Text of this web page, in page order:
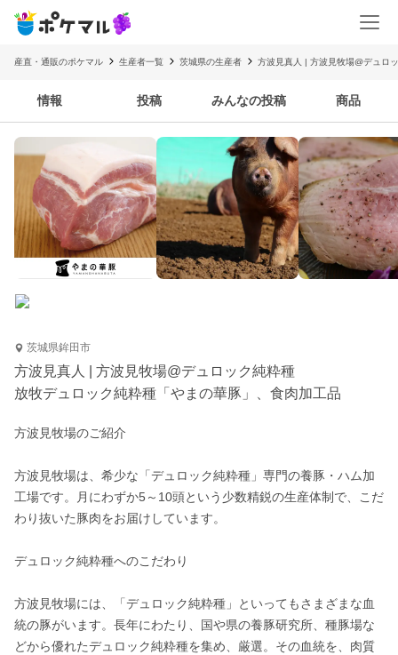
産直・通販のポケマル 生産者一覧 茨城県の生産者 方波見真人 | 方波見牧場@デュロ
情報 投稿 みんなの投稿 商品
茨城県鉾田市
方波見真人 | 方波見牧場@デュロック純粋種
放牧デュロック純粋種「やまの華豚」、食肉加工品
方波見牧場のご紹介
方波見牧場は、希少な「デュロック純粋種」専門の養豚・ハム加
工場です。月にわずか5～10頭という少数精鋭の生産体制で、こだ
わり抜いた豚肉をお届けしています。
デュロック純粋種へのこだわり
方波見牧場には、「デュロック純粋種」といってもさまざまな血
統の豚がいます。長年にわたり、国や県の養豚研究所、種豚場な
どから優れたデュロック純粋種を集め、厳選。その血統を、肉質